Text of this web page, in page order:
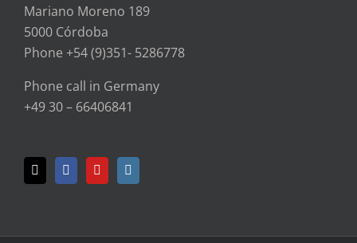
Mariano Moreno 189
5000 Córdoba
Phone +54 (9)351- 5286778
Phone call in Germany
+49 30 – 66406841